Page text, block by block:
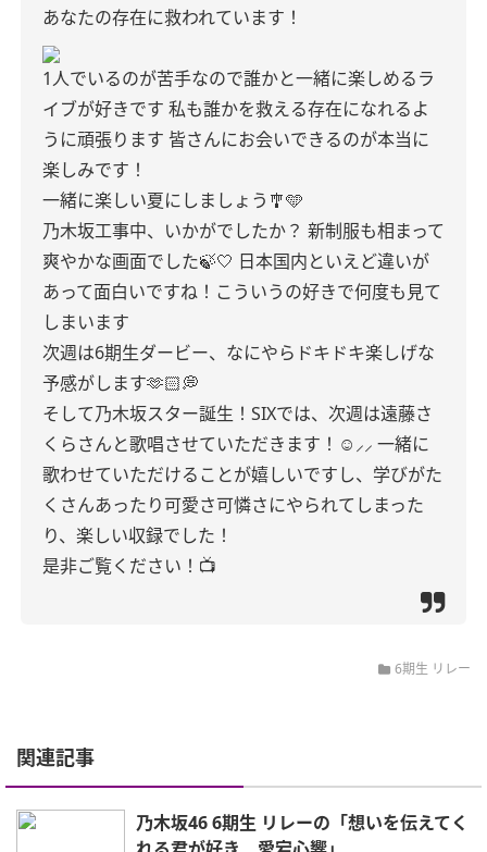
あなたの存在に救われています！
1人でいるのが苦手なので誰かと一緒に楽しめるラ
イブが好きです 私も誰かを救える存在になれるよ
うに頑張ります 皆さんにお会いできるのが本当に
楽しみです！
一緒に楽しい夏にしましょう🎐🩵
乃木坂工事中、いかがでしたか？ 新制服も相まって
爽やかな画面でした🍃‎🤍 日本国内といえど違いが
あって面白いですね！こういうの好きで何度も見て
しまいます
次週は6期生ダービー、なにやらドキドキ楽しげな
予感がします‪🫶🏻💭
そして乃木坂スター誕生！SIXでは、次週は遠藤さ
くらさんと歌唱させていただきます！☺️⸝⸝ 一緒に
歌わせていただけることが嬉しいですし、学びがた
くさんあったり可愛さ可憐さにやられてしまった
り、楽しい収録でした！
是非ご覧ください！📺
6期生 リレー
関連記事
乃木坂46 6期生 リレーの「想いを伝えてく